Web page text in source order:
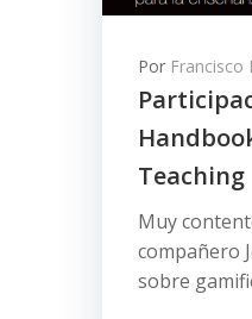
Por Francisco
Teaching
Muy
compañero
sobre